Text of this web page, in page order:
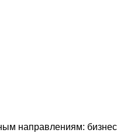
направлениям: бизнес